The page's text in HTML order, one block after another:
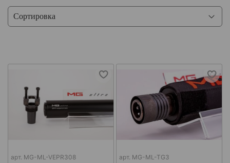
арт. МG-ML-VEPR308 арт. MG-ML-TG3